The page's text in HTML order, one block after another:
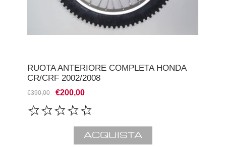
RUOTA ANTERIORE COMPLETA HONDA
CR/CRF 2002/2008
€390,00 €200,00